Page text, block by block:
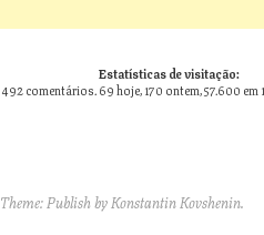
492comentários.
Estatísticas de visitação:
69 hoje, 170 ontem, 57.600 em
Theme: Publish by Konstantin Kovshenin.